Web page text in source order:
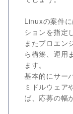
Linuxの案件
ションを指定
またプロエン
ら構築、運用
ます。
基本的にサー
ミドルウェア
ば、応募の幅